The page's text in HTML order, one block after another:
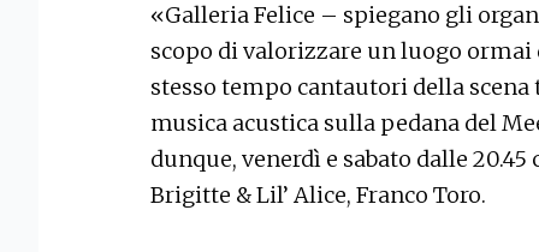
«Galleria Felice – spiegano gli
scopo di valorizzare un luogo
stesso tempo cantautori della
musica acustica sulla pedana del
dunque, venerdì e sabato dalle
Brigitte & Lil’ Alice, Franco Toro.